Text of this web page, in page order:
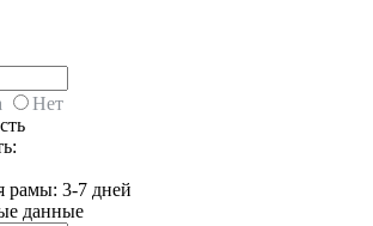
Нет
рамы: 3-7 дней
данные